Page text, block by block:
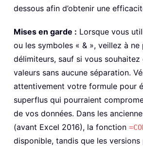
dessous afin d’obtenir une
Mises en garde : Lorsque vous
ou les symboles « & », veillez à
délimiteurs, sauf si vous souhaitez
valeurs sans aucune séparation.
attentivement votre formule pour
superflus qui pourraient
de vos données. Dans les
(avant Excel 2016), la fonction
disponible, tandis que les versions